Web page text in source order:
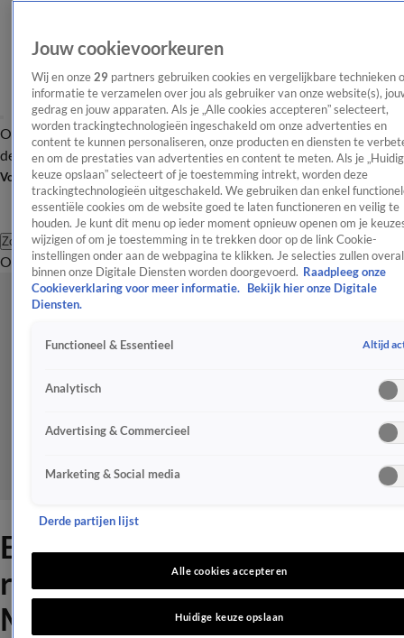
OverzichtAfleveringen Entertainment TV Algemeen
Tip
de redactieNieuwsbrief
Volg Shownieuws
Zoeken
OverzichtEntertainmentSpraakmakendRealityCrimeVideo's
Estavana Polman grapt over
roerig liefdesleven Sylvie
Meis
Jouw cookievoorkeuren
Wij en onze 29 partners gebruiken cookies en vergelijkbare technieken
informatie te verzamelen over jou als gebruiker van onze website(s),
gedrag en jouw apparaten. Als je „Alle cookies accepteren” selecteert,
worden trackingtechnologieën ingeschakeld om onze advertenties en
content te kunnen personaliseren, onze producten en diensten te
en om de prestaties van advertenties en content te meten. Als je
keuze opslaan” selecteert of je toestemming intrekt, worden deze
trackingtechnologieën uitgeschakeld. We gebruiken dan enkel
essentiële cookies om de website goed te laten functioneren en veilig te
houden. Je kunt dit menu op ieder moment opnieuw openen om je
wijzigen of om je toestemming in te trekken door op de link Cookie-
instellingen onder aan de webpagina te klikken. Je selecties zullen overal
binnen onze Digitale Diensten worden doorgevoerd. Raadpleeg onze
Cookieverklaring voor meer informatie.
Bekijk hier onze Digitale
Diensten.
Functioneel & Essentieel Altijd
Analytisch
Advertising & Commercieel
Marketing & Social media
Derde partijen lijst
Alle cookies accepteren
Huidige keuze opslaan